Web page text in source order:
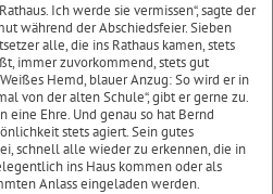
Ich werde sie vermissen“, sagte der
während der Abschiedsfeier. Sieben
alle, die ins Rathaus kamen, stets
immer zuvorkommend, stets gut
Hemd, blauer Anzug: So wird er in
von der alten Schule“, gibt er gerne zu.
eine Ehre. Und genau so hat Bernd
stets agiert. Sein gutes
schnell alle wieder zu erkennen, die in
ins Haus kommen oder als
Anlass eingeladen werden.